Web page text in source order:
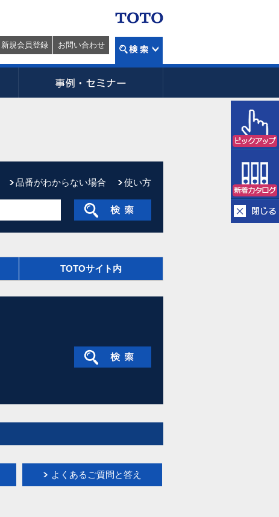
新規会員登録 お問い合わせ
使い方
品番がわからない場合
TOTOサイト内
よくあるご質問と答え